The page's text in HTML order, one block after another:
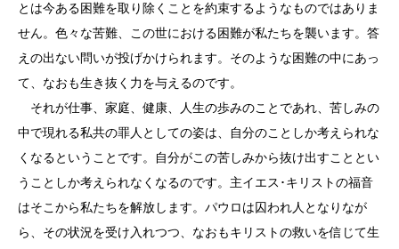
とは今ある困難を取り除くことを約束するようなものではありま
せん。色々な苦難、この世における困難が私たちを襲います。答
えの出ない問いが投げかけられます。そのような困難の中にあっ
て、なおも生き抜く力を与えるのです。
それが仕事、家庭、健康、人生の歩みのことであれ、苦しみの
中で現れる私共の罪人としての姿は、自分のことしか考えられな
くなるということです。自分がこの苦しみから抜け出すこととい
うことしか考えられなくなるのです。主イエス･キリストの福音
はそこから私たちを解放します。パウロは囚われ人となりなが
ら、その状況を受け入れつつ、なおもキリストの救いを信じて生